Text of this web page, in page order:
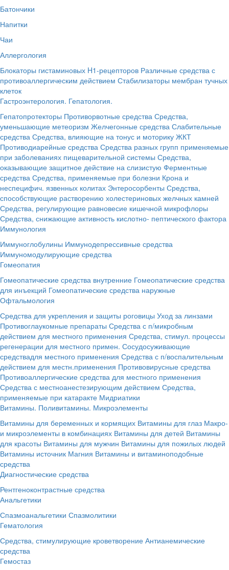
Батончики
Напитки
Чаи
Аллергология
Блокаторы гистаминовых H1-рецепторов Различные средства с
противоаллергическим действием Стабилизаторы мембран тучных
клеток
Гастроэнтерология. Гепатология.
Гепатопротекторы Противорвотные средства Средства,
уменьшающие метеоризм Желчегонные средства Слабительные
средства Средства, влияющие на тонус и моторику ЖКТ
Противодиарейные средства Средства разных групп применяемые
при заболеваниях пищеварительной системы Средства,
оказывающие защитное действие на слизистую Ферментные
средства Средства, применяемые при болезни Крона и
неспецифич. язвенных колитах Энтеросорбенты Средства,
способствующие растворению холестериновых желчных камней
Средства, регулирующие равновесие кишечной микрофлоры
Средства, снижающие активность кислотно- пептического фактора
Иммунология
Иммуноглобулины Иммунодепрессивные средства
Иммуномодулирующие средства
Гомеопатия
Гомеопатические средства внутренние Гомеопатические средства
для инъекций Гомеопатические средства наружные
Офтальмология
Средства для укрепления и защиты роговицы Уход за линзами
Противоглаукомные препараты Средства с п/микробным
действием для местного применения Средства, стимул. процессы
регенерации для местного примен. Сосудосуживающие
средствадля местного применения Средства с п/воспалительным
действием для местн.применения Противовирусные средства
Противоаллергические средства для местного применения
Средства с местноанестезирующим действием Средства,
применяемые при катаракте Мидриатики
Витамины. Поливитамины. Микроэлементы
Витамины для беременных и кормящих Витамины для глаз Макро-
и микроэлементы в комбинациях Витамины для детей Витамины
для красоты Витамины для мужчин Витамины для пожилых людей
Витамины источник Магния Витамины и витаминоподобные
средства
Диагностические средства
Рентгеноконтрастные средства
Анальгетики
Спазмоанальгетики Спазмолитики
Гематология
Средства, стимулирующие кроветворение Антианемические
средства
Гемостаз